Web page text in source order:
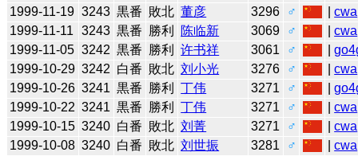
1999-11-19 3243 黒番 敗北 董彦 3296 ♂ |cwa
1999-11-11
3243 黒番 勝利 陈临新 3069 ♂ |cwa
1999-11-05 3242 黒番 勝利 许书祥 3061 ♂ |
1999-10-29 3242 白番 敗北 刘小光 3276 ♂ |cwa
1999-10-26 3241 黒番 勝利 丁伟 3271 ♂ |
1999-10-22 3241 黒番 勝利 丁伟 3271 ♂ |cwa
1999-10-15 3240 白番 敗北 刘菁 3271 ♂ |cwa
1999-10-08 3240 白番 敗北 刘世振 3281 ♂ |cwa